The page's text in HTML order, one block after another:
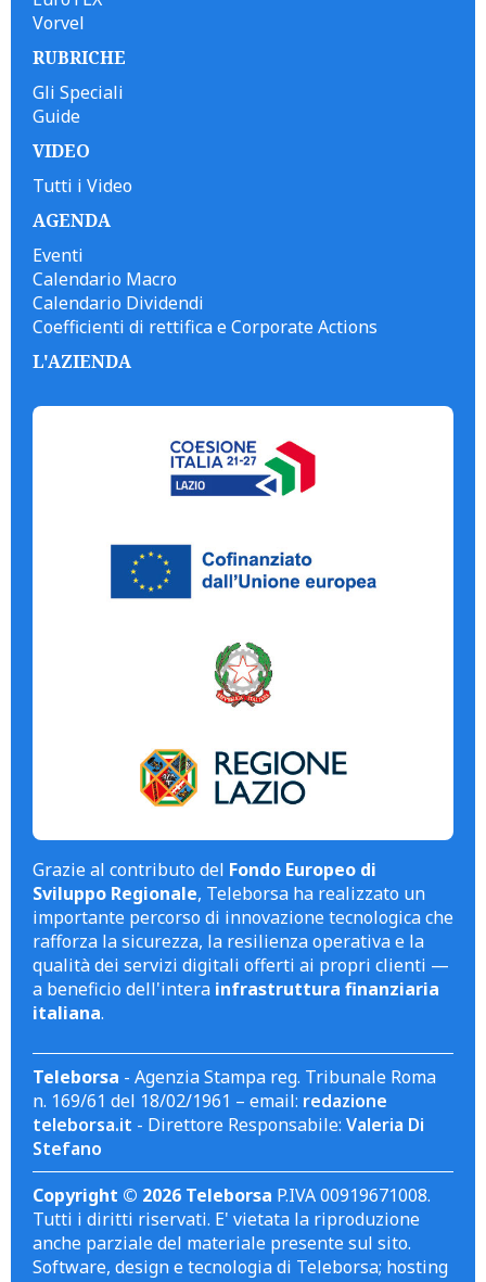
Vorvel
RUBRICHE
Gli Speciali
Guide
VIDEO
Tutti i Video
AGENDA
Eventi
Calendario Macro
Calendario Dividendi
Coefficienti di rettifica e Corporate Actions
L'AZIENDA
Grazie al contributo del Fondo Europeo di
Sviluppo Regionale, Teleborsa ha realizzato un
importante percorso di innovazione tecnologica che
rafforza la sicurezza, la resilienza operativa e la
qualità dei servizi digitali offerti ai propri clienti —
a beneficio dell'intera infrastruttura finanziaria
italiana.
Teleborsa - Agenzia Stampa reg. Tribunale Roma
n. 169/61 del 18/02/1961 – email: redazione
teleborsa.it - Direttore Responsabile: Valeria Di
Stefano
Copyright © 2026 Teleborsa P.IVA 00919671008.
Tutti i diritti riservati. E' vietata la riproduzione
anche parziale del materiale presente sul sito.
Software, design e tecnologia di Teleborsa; hosting